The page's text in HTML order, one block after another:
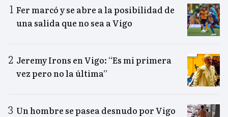
Fer marcó y se abre a la posibilidad de
una salida que no sea a Vigo
Jeremy Irons en Vigo: “Es mi primera
vez pero no la última”
Un hombre se pasea desnudo por Vigo